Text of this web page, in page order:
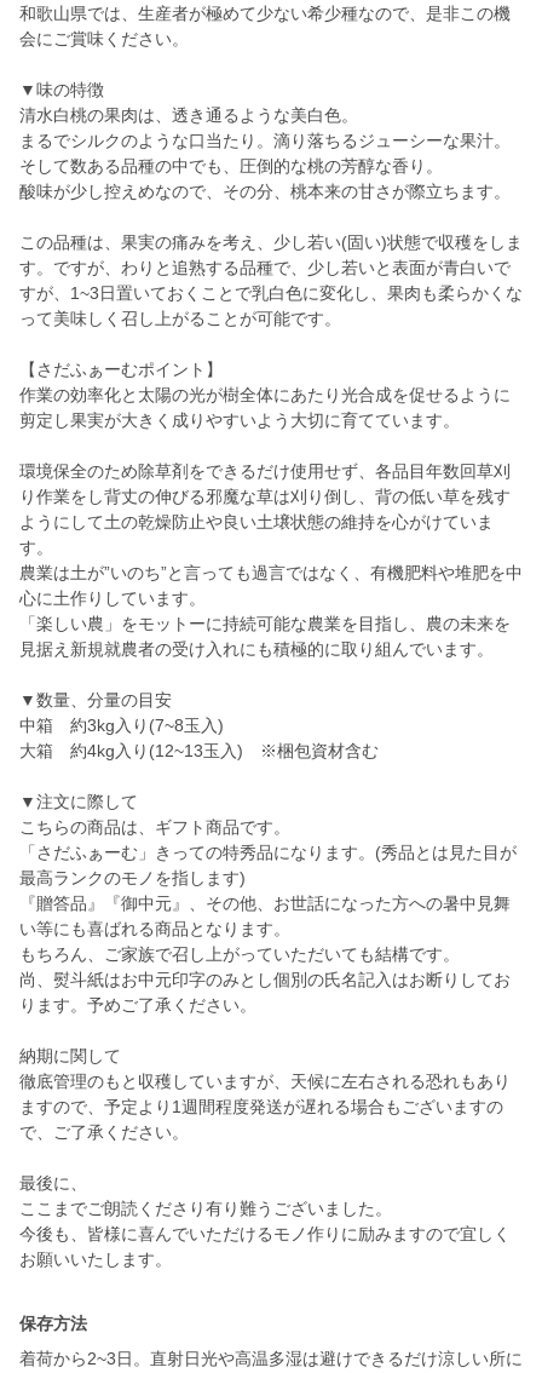
和歌山県では、生産者が極めて少ない希少種なので、是非この機
会にご賞味ください。
▼味の特徴
清水白桃の果肉は、透き通るような美白色。
まるでシルクのような口当たり。滴り落ちるジューシーな果汁。
そして数ある品種の中でも、圧倒的な桃の芳醇な香り。
酸味が少し控えめなので、その分、桃本来の甘さが際立ちます。
この品種は、果実の痛みを考え、少し若い(固い)状態で収穫をしま
す。ですが、わりと追熟する品種で、少し若いと表面が青白いで
すが、1~3日置いておくことで乳白色に変化し、果肉も柔らかくな
って美味しく召し上がることが可能です。
【さだふぁーむポイント】
作業の効率化と太陽の光が樹全体にあたり光合成を促せるように
剪定し果実が大きく成りやすいよう大切に育てています。
環境保全のため除草剤をできるだけ使用せず、各品目年数回草刈
り作業をし背丈の伸びる邪魔な草は刈り倒し、背の低い草を残す
ようにして土の乾燥防止や良い土壌状態の維持を心がけていま
す。
農業は土が”いのち”と言っても過言ではなく、有機肥料や堆肥を中
心に土作りしています。
「楽しい農」をモットーに持続可能な農業を目指し、農の未来を
見据え新規就農者の受け入れにも積極的に取り組んでいます。
▼数量、分量の目安
中箱 約3kg入り(7~8玉入)
大箱 約4kg入り(12~13玉入) ※梱包資材含む
▼注文に際して
こちらの商品は、ギフト商品です。
「さだふぁーむ」きっての特秀品になります。(秀品とは見た目が
最高ランクのモノを指します)
『贈答品』『御中元』、その他、お世話になった方への暑中見舞
い等にも喜ばれる商品となります。
もちろん、ご家族で召し上がっていただいても結構です。
尚、熨斗紙はお中元印字のみとし個別の氏名記入はお断りしてお
ります。予めご了承ください。
納期に関して
徹底管理のもと収穫していますが、天候に左右される恐れもあり
ますので、予定より1週間程度発送が遅れる場合もございますの
で、ご了承ください。
最後に、
ここまでご朗読くださり有り難うございました。
今後も、皆様に喜んでいただけるモノ作りに励みますので宜しく
お願いいたします。
保存方法
着荷から2~3日。直射日光や高温多湿は避けできるだけ涼しい所に